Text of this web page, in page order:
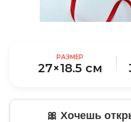
РАЗМЕР
27×18.5 см
🎀 Хочешь